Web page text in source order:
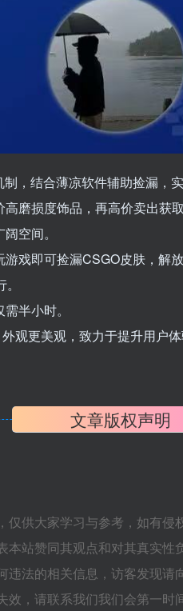
，结合薄凉软件辅助捡漏，实
磨损度饰品，再高价卖出获取
空间。
戏即可捡漏CSGO皮肤，解放
半小时。
观更美观，致力于提升用户体
文章版权声明
供大家学习与参考，如有侵
站赞同其观点和对其真实性负
法的相关信息，访客发现请
，请联系我们我们会第一时